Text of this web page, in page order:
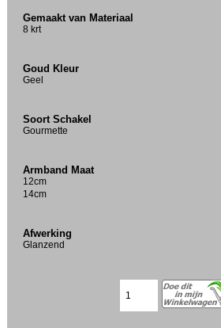
Gemaakt van Materiaal
8 krt
Goud Kleur
Geel
Soort Schakel
Gourmette
Armband Maat
12cm
14cm
Afwerking
Glanzend